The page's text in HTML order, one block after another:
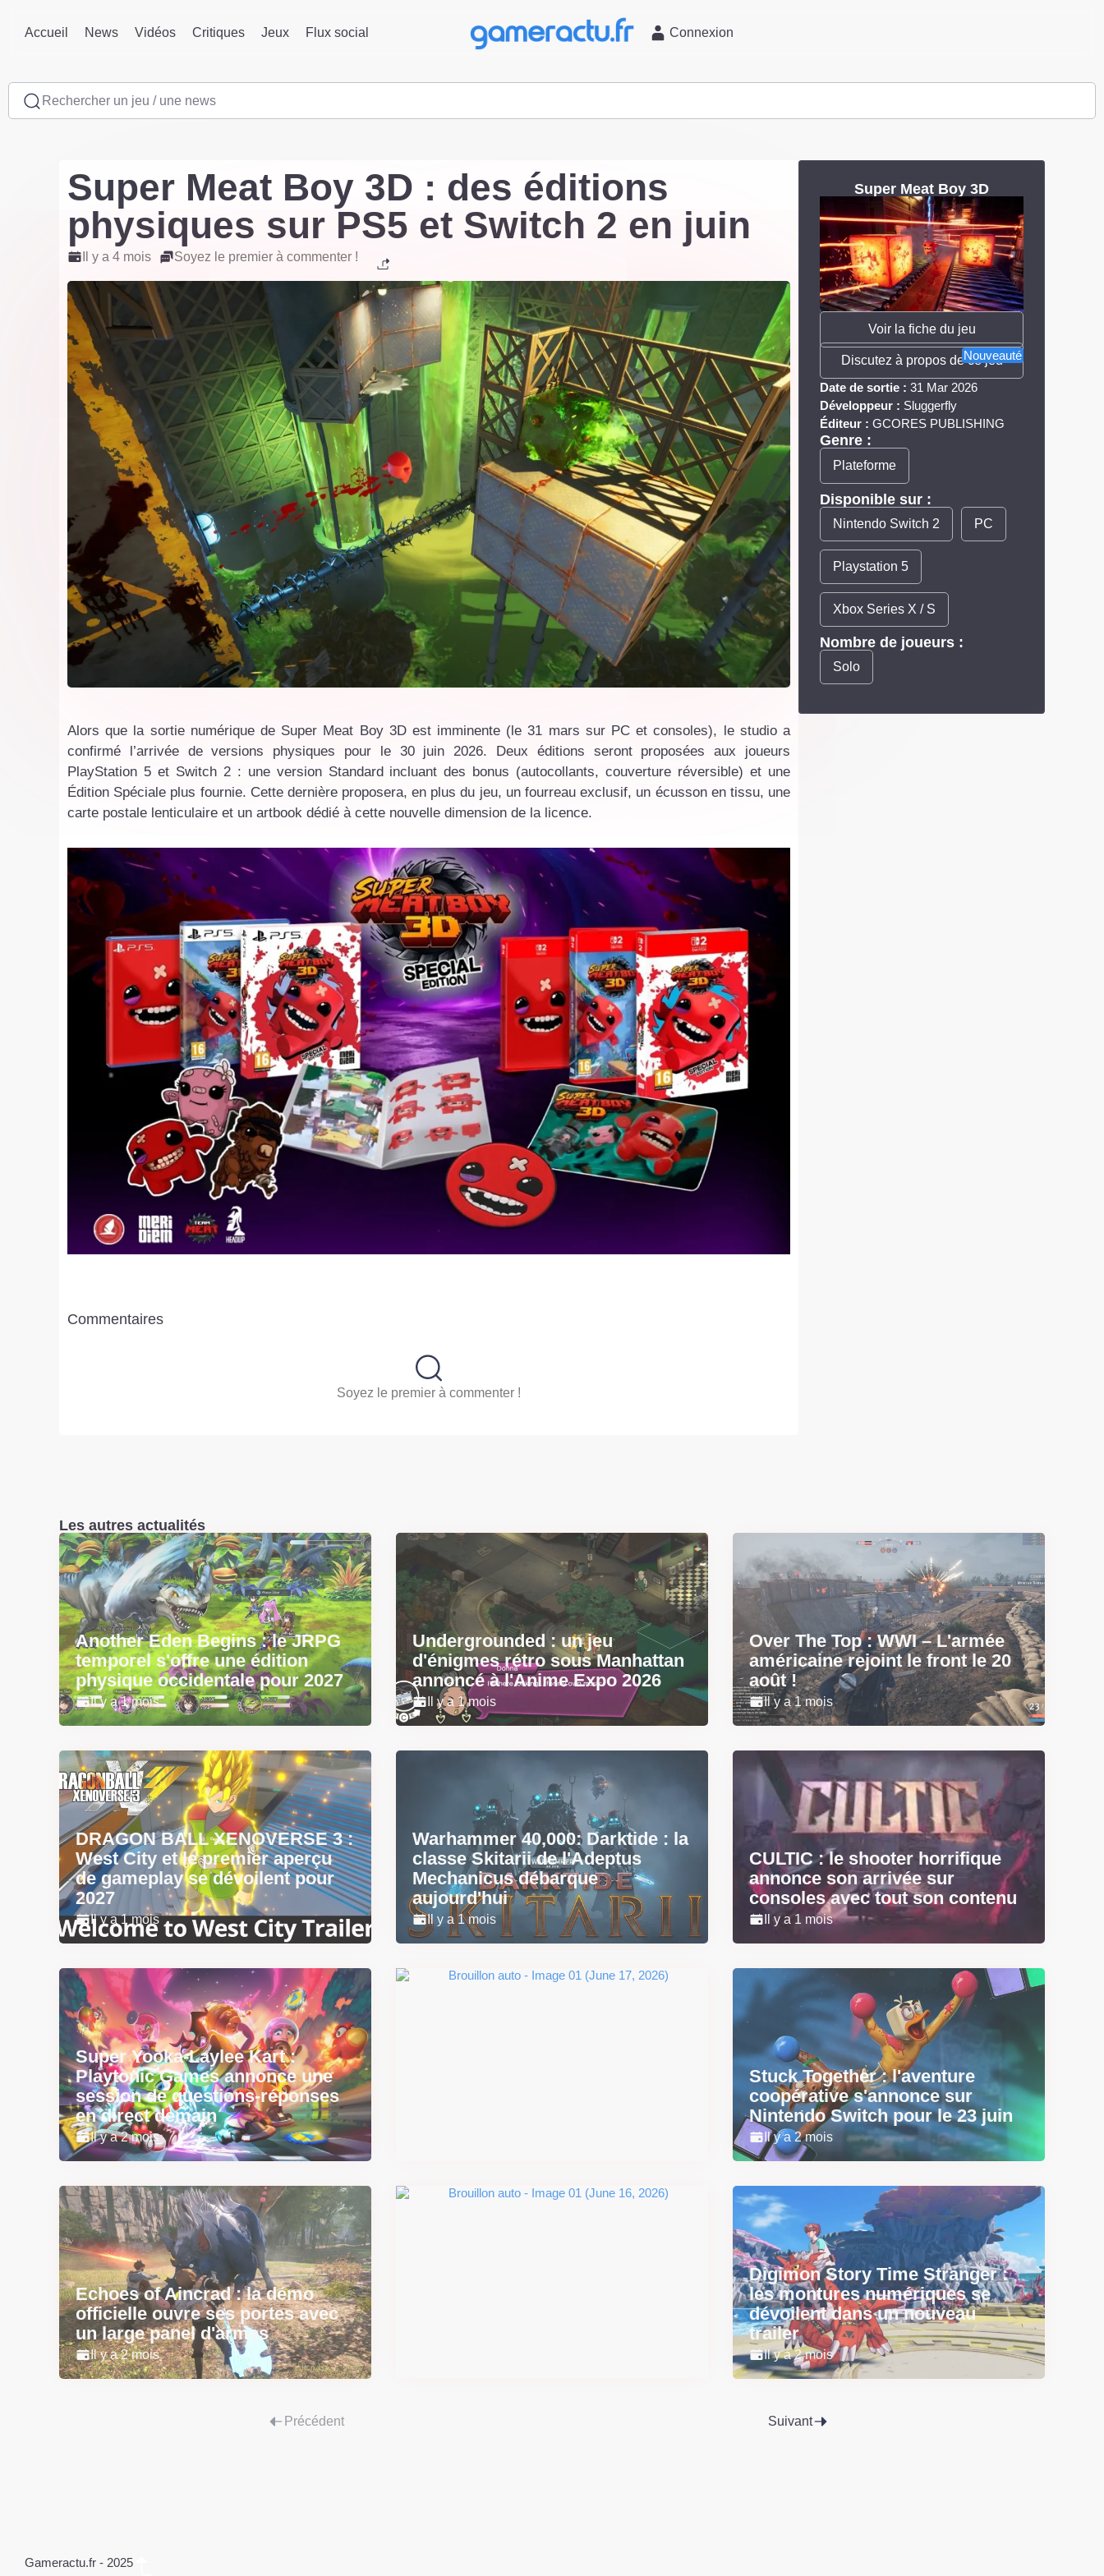
Accueil News Vidéos Critiques Jeux Flux social Connexion
Rechercher un jeu / une news
Super Meat Boy 3D : des éditions
physiques sur PS5 et Switch 2 en juin
Il y a 4 mois Soyez le premier à commenter !
Alors que la sortie numérique de Super Meat Boy 3D est imminente (le 31 mars sur PC et consoles), le studio a
confirmé l’arrivée de versions physiques pour le 30 juin 2026. Deux éditions seront proposées aux joueurs
PlayStation 5 et Switch 2 : une version Standard incluant des bonus (autocollants, couverture réversible) et une
Édition Spéciale plus fournie. Cette dernière proposera, en plus du jeu, un fourreau exclusif, un écusson en tissu, une
carte postale lenticulaire et un artbook dédié à cette nouvelle dimension de la licence.
Commentaires
Soyez le premier à commenter !
Super Meat Boy 3D
Voir la fiche du jeu
Nouveauté
Discutez à propos de ce jeu
Date de sortie : 31 Mar 2026
Développeur : Sluggerfly
Éditeur : GCORES PUBLISHING
Genre :
Plateforme
Disponible sur :
Nintendo Switch 2 PC
Playstation 5
Xbox Series X / S
Nombre de joueurs :
Solo
Les autres actualités
Another Eden Begins : le JRPG
temporel s'offre une édition
physique occidentale pour 2027
Il y a 1 mois
Undergrounded : un jeu
d'énigmes rétro sous Manhattan
annoncé à l'Anime Expo 2026
Il y a 1 mois
Over The Top : WWI – L'armée
américaine rejoint le front le 20
août !
Il y a 1 mois
DRAGON BALL XENOVERSE 3 :
West City et le premier aperçu
de gameplay se dévoilent pour
2027
Il y a 1 mois
Warhammer 40,000: Darktide : la
classe Skitarii de l'Adeptus
Mechanicus débarque
aujourd'hui
Il y a 1 mois
CULTIC : le shooter horrifique
annonce son arrivée sur
consoles avec tout son contenu
Il y a 1 mois
Super Yooka-Laylee Kart :
Playtonic Games annonce une
session de questions-réponses
en direct demain
Il y a 2 mois
Stuck Together : l'aventure
coopérative s'annonce sur
Nintendo Switch pour le 23 juin
Il y a 2 mois
Echoes of Aincrad : la démo
officielle ouvre ses portes avec
un large panel d'armes
Il y a 2 mois
Digimon Story Time Stranger :
les montures numériques se
dévoilent dans un nouveau
trailer
Il y a 2 mois
Précédent Suivant
Gameractu.fr - 2025